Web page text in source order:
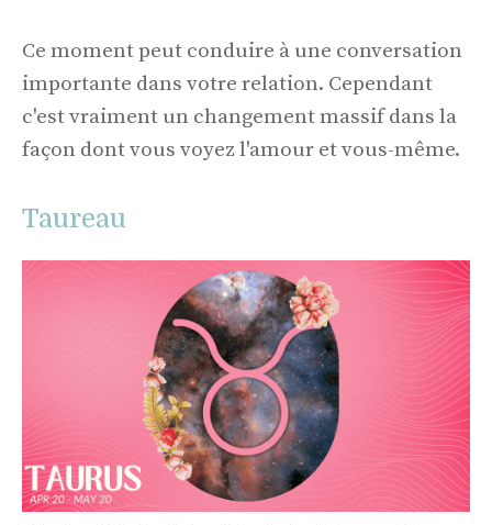
Ce moment peut conduire à une conversation
importante dans votre relation. Cependant
c'est vraiment un changement massif dans la
façon dont vous voyez l'amour et vous-même.
Taureau